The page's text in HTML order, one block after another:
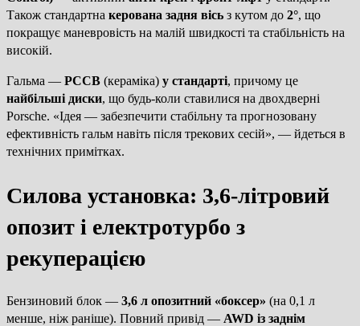
Також стандартна керована задня вісь з кутом до 2°, що
покращує маневровість на малій швидкості та стабільність на
високій.
Гальма — PCCB (кераміка) у стандарті, причому це
найбільші диски, що будь-коли ставилися на двохдверні
Porsche. «Ідея — забезпечити стабільну та прогнозовану
ефективність гальм навіть після трекових сесій», — йдеться в
технічних примітках.
Силова установка: 3,6-літровий
опозит і електротурбо з
рекуперацією
Бензиновий блок — 3,6 л опозитний «боксер» (на 0,1 л
менше, ніж раніше). Повний привід — AWD із заднім